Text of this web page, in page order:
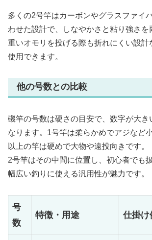
多くの2号竿はカーボンやグラスファイ
わせた設計で、しなやかさと粘り強さを
重いオモリを投げる際も折れにくい設計
使用できます。
他の号数との比較
磯竿の号数は硬さの目安で、数字が大き
なります。1号竿は柔らかめでアジなど
以上の竿は硬めで大物や遠投向きです。
2号竿はその中間に位置し、初心者でも
幅広い釣りに使える汎用性が魅力です。
号
数
特徴・用途 仕掛け